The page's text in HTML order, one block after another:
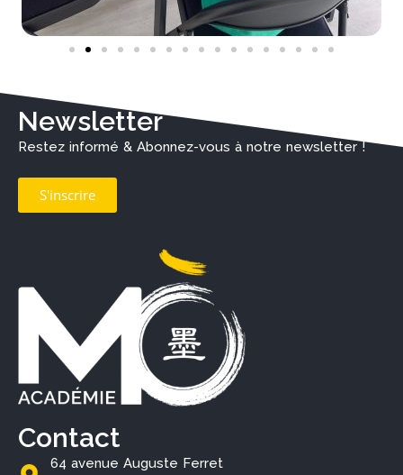
Newsletter
Restez informé & Abonnez-vous à notre newsletter !
S'inscrire
Contact
64 avenue Auguste Ferret